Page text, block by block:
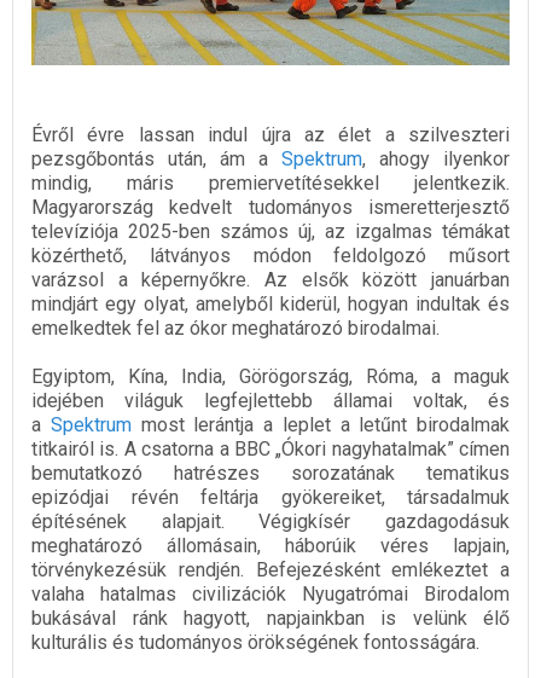
Évről évre lassan indul újra az élet a szilveszteri
pezsgőbontás után, ám a Spektrum, ahogy ilyenkor
mindig, máris premiervetítésekkel jelentkezik.
Magyarország kedvelt tudományos ismeretterjesztő
televíziója 2025-ben számos új, az izgalmas témákat
közérthető, látványos módon feldolgozó műsort
varázsol a képernyőkre. Az elsők között januárban
mindjárt egy olyat, amelyből kiderül, hogyan indultak és
emelkedtek fel az ókor meghatározó birodalmai.
Egyiptom, Kína, India, Görögország, Róma, a maguk
idejében világuk legfejlettebb államai voltak, és
a Spektrummost lerántja a leplet a letűnt birodalmak
titkairól is. A csatorna a BBC „Ókori nagyhatalmak” címen
bemutatkozó hatrészes sorozatának tematikus
epizódjai révén feltárja gyökereiket, társadalmuk
építésének alapjait. Végigkísér gazdagodásuk
meghatározó állomásain, háborúik véres lapjain,
törvénykezésük rendjén. Befejezésként emlékeztet a
valaha hatalmas civilizációk Nyugatrómai Birodalom
bukásával ránk hagyott, napjainkban is velünk élő
kulturális és tudományos örökségének fontosságára.